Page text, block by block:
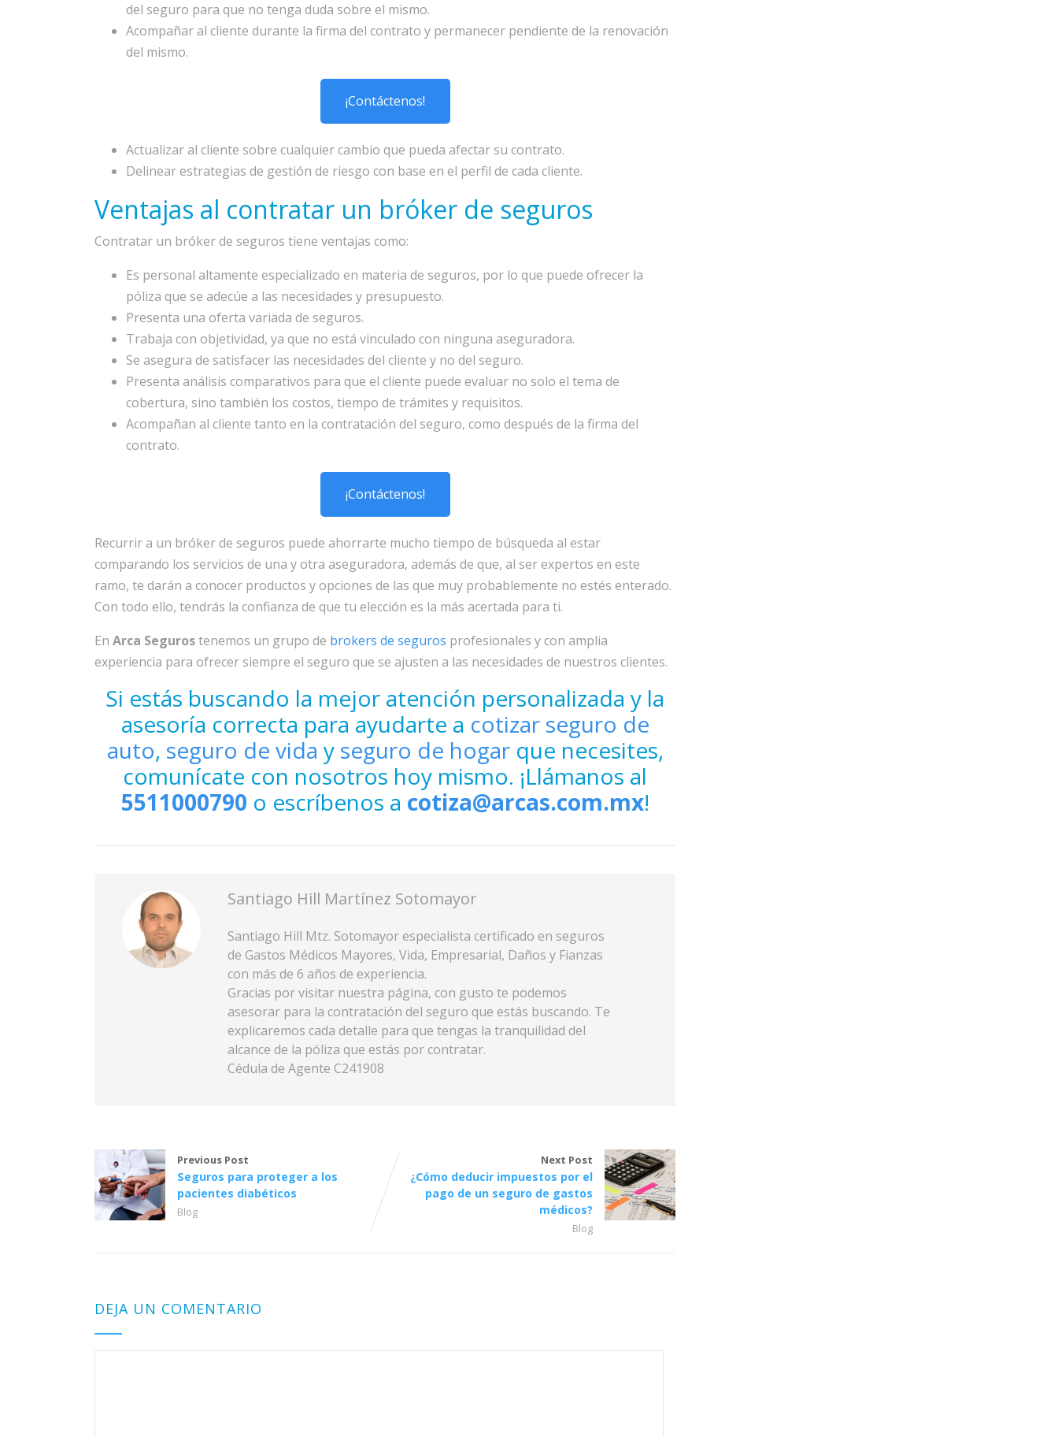
del seguro para que no tenga duda sobre el mismo.
Acompañar al cliente durante la firma del contrato y permanecer pendiente de la renovación
del mismo.
¡Contáctenos!
Actualizar al cliente sobre cualquier cambio que pueda afectar su contrato.
Delinear estrategias de gestión de riesgo con base en el perfil de cada cliente.
Ventajas al contratar un bróker de seguros
Contratar un bróker de seguros tiene ventajas como:
Es personal altamente especializado en materia de seguros, por lo que puede ofrecer la
póliza que se adecúe a las necesidades y presupuesto.
Presenta una oferta variada de seguros.
Trabaja con objetividad, ya que no está vinculado con ninguna aseguradora.
Se asegura de satisfacer las necesidades del cliente y no del seguro.
Presenta análisis comparativos para que el cliente puede evaluar no solo el tema de
cobertura, sino también los costos, tiempo de trámites y requisitos.
Acompañan al cliente tanto en la contratación del seguro, como después de la firma del
contrato.
¡Contáctenos!
Recurrir a un bróker de seguros puede ahorrarte mucho tiempo de búsqueda al estar
comparando los servicios de una y otra aseguradora, además de que, al ser expertos en este
ramo, te darán a conocer productos y opciones de las que muy probablemente no estés enterado.
Con todo ello, tendrás la confianza de que tu elección es la más acertada para ti.
EnArca Segurostenemos un grupo de brokers de seguros profesionales y con amplia
experiencia para ofrecer siempre el seguro que se ajusten a las necesidades de nuestros clientes.
Si estás buscando la mejor atención personalizada y la
asesoría correcta para ayudarte a cotizar seguro de
auto, seguro de vida y seguro de hogar que necesites,
comunícate con nosotros hoy mismo. ¡Llámanos al
5511000790 o escríbenos a cotiza@arcas.com.mx!
Santiago Hill Martínez Sotomayor
Santiago Hill Mtz. Sotomayor especialista certificado en seguros
de Gastos Médicos Mayores, Vida, Empresarial, Daños y Fianzas
con más de 6 años de experiencia.
Gracias por visitar nuestra página, con gusto te podemos
asesorar para la contratación del seguro que estás buscando. Te
explicaremos cada detalle para que tengas la tranquilidad del
alcance de la póliza que estás por contratar.
Cédula de Agente C241908
Previous Post
Seguros para proteger a los
pacientes diabéticos
Blog
Next Post
¿Cómo deducir impuestos por el
pago de un seguro de gastos
médicos?
Blog
DEJA UN COMENTARIO